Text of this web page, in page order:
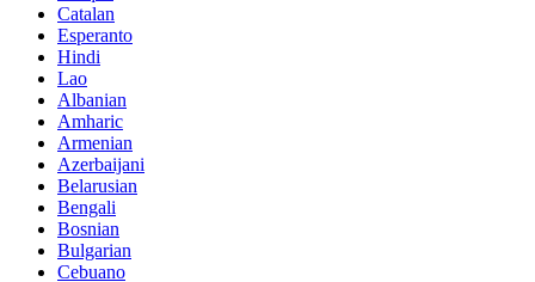
Catalan
Esperanto
Hindi
Lao
Albanian
Amharic
Armenian
Azerbaijani
Belarusian
Bengali
Bosnian
Bulgarian
Cebuano